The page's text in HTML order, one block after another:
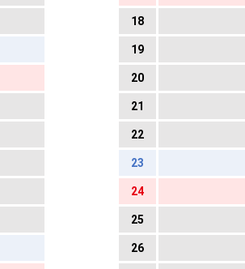
18
19
20
21
22
23
24
25
26